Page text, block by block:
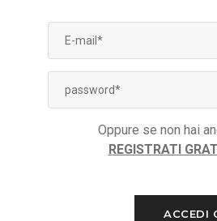
Oppure se non hai
REGISTRATI
ACCEDI